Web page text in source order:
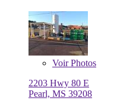
VoirPhotos
2203 Hwy 80 E
Pearl, MS 39208